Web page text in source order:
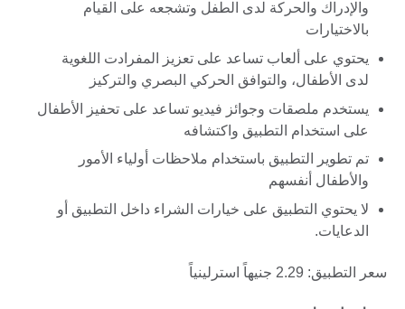
والإدراك والحركة لدى الطفل وتشجعه على القيام
بالاختيارات
يحتوي على ألعاب تساعد على تعزيز المفرادت اللغوية
لدى الأطفال، والتوافق الحركي البصري والتركيز
يستخدم ملصقات وجوائز فيديو تساعد على تحفيز الأطفال
على استخدام التطبيق واكتشافه
تم تطوير التطبيق باستخدام ملاحظات أولياء الأمور
والأطفال أنفسهم
لا يحتوي التطبيق على خيارات الشراء داخل التطبيق أو
الدعايات.
سعر التطبيق: 2.29 جنيهاً استرلينياً